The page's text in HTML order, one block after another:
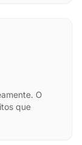
O
que